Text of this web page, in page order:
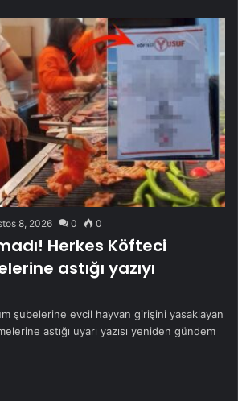
8, 2026 0 0
Herkes Köfteci
astığı yazıyı
şubelerine evcil hayvan girişini yasaklayan
astığı uyarı yazısı yeniden gündem